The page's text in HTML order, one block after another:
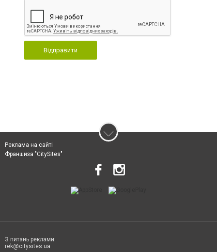
Відправити
Реклама на сайті
Франшиза "CitySites"
З питань реклами:
rek@citysites.ua